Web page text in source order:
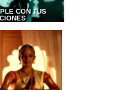
CON TUS